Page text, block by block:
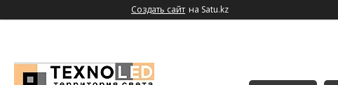
Создать сайт на Satu.kz